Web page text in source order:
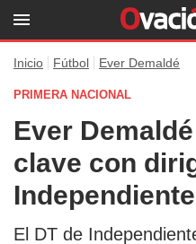
Inicio Fútbol Ever Demaldé
PRIMERA NACIONAL
Ever
clave con
El DT de